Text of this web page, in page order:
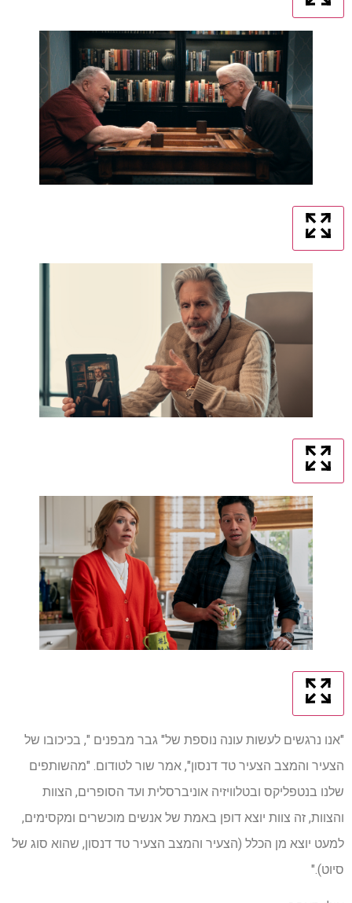
"אנו נרגשים לעשות עונה נוספת של" גבר מבפנים ", בכיכובו של
הצעיר והמצב הצעיר טד דנסון", אמר שור לטודום. "מהשותפים
שלנו בנטפליקס ובטלוויזיה אוניברסלית ועד הסופרים, הצוות
והצוות, זה צוות יוצא דופן באמת של אנשים מוכשרים ומקסימים,
למעט יוצא מן הכלל (הצעיר והמצב הצעיר טד דנסון, שהוא סוג של
סיוט)."